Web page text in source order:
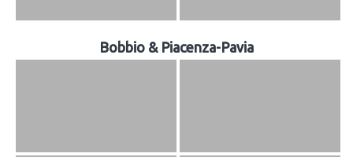
Bobbio & Piacenza-Pavia